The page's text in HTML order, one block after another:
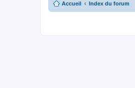
Accueil Index du forum